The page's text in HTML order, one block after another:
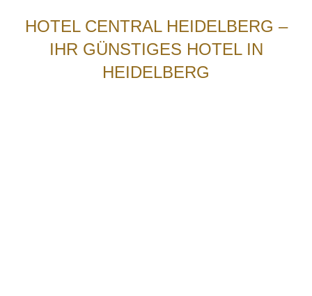
HOTEL CENTRAL HEIDELBERG –
IHR GÜNSTIGES HOTEL IN
HEIDELBERG